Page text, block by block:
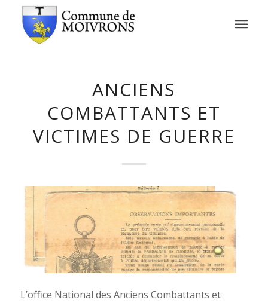
ANCIENS
COMBATTANTS ET
VICTIMES DE GUERRE
L’office National des Anciens Combattants et